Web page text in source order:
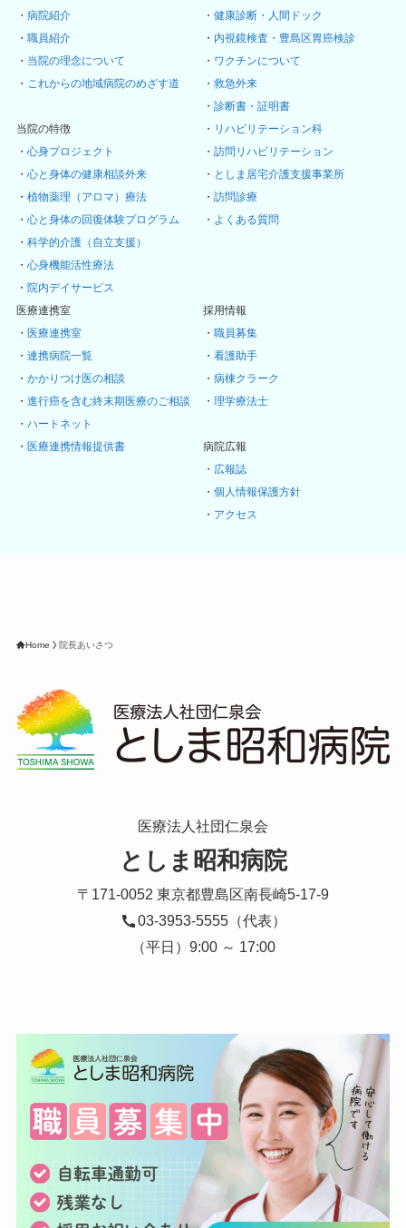
・ 病院紹介
・ 職員紹介
・ 当院の理念について
・ これからの地域病院のめざす道
当院の特徴
・ 心身プロジェクト
・ 心と身体の健康相談外来
・ 植物薬理（アロマ）療法
・ 心と身体の回復体験プログラム
・ 科学的介護（自立支援）
・ 心身機能活性療法
・ 院内デイサービス
・ 健康診断・人間ドック
・ 内視鏡検査・豊島区胃癌検診
・ ワクチンについて
・ 救急外来
・ 診断書・証明書
・ リハビリテーション科
・ 訪問リハビリテーション
・ としま居宅介護支援事業所
・ 訪問診療
・ よくある質問
医療連携室
・ 医療連携室
・ 連携病院一覧
・ かかりつけ医の相談
・ 進行癌を含む終末期医療のご相談
・ ハートネット
・ 医療連携情報提供書
採用情報
・ 職員募集
・ 看護助手
・ 病棟クラーク
・ 理学療法士
病院広報
・ 広報誌
・ 個人情報保護方針
・ アクセス
Home 院長あいさつ
医療法人社団仁泉会
としま昭和病院
〒171-0052 東京都豊島区南長崎5-17-9
03-3953-5555（代表）
（平日）9:00 ～ 17:00